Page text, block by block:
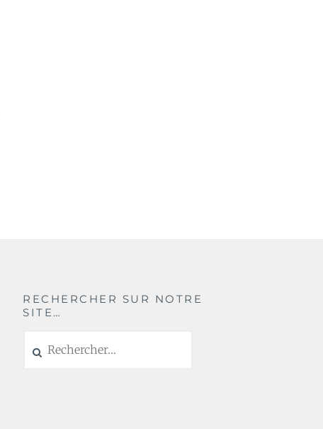
RECHERCHER SUR NOTRE
SITE…